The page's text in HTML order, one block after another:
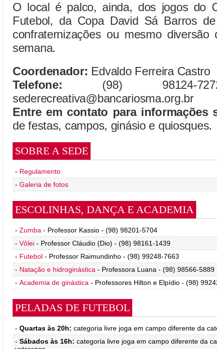
O local é palco, ainda, dos jogos do
Futebol, da Copa David Sá Barros
confraternizações ou mesmo
semana.
Coordenador: Edvaldo Ferreira Castro
Telefone: (98)
sederecreativa@bancariosma.org.br
Entre em contato para informações
de festas, campos, ginásio e quiosques.
SOBRE A SEDE
- Regulamento
- Galeria de fotos
ESCOLINHAS, DANÇA E ACADEMIA
- Zumba - Professor Kassio - (98) 98201-5704
- Vôlei - Professor Cláudio (Dio) - (98) 98161-1439
- Futebol - Professor Raimundinho - (98) 99248-7663
- Natação e hidroginástica - Professora Luana - (98) 98566-5889
- Academia de ginástica - Professores Hilton e Elpídio - (98)
PELADAS DE FUTEBOL
- Quartas às 20h: categoria livre joga em campo diferente da
- Sábados às 16h: categoria livre joga em campo diferente da